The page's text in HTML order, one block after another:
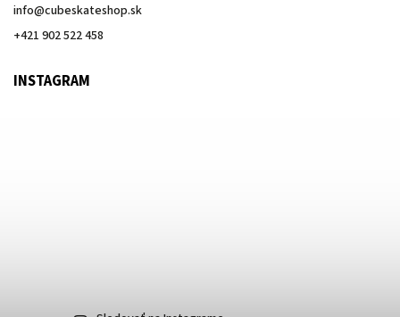
info@cubeskateshop.sk
+421 902 522 458
INSTAGRAM